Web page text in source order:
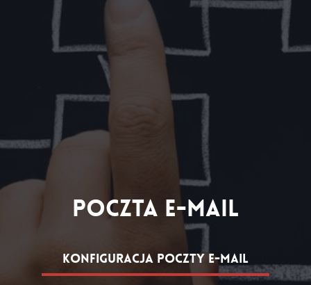
Poczta e-mail
Konfiguracja poczty e-mail